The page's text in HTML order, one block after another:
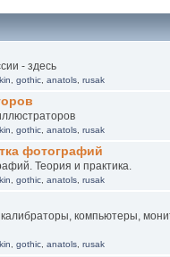
- здесь
gothic, anatols, rusak
gothic, anatols, rusak
фотографий
Теория и практика.
gothic, anatols, rusak
компьютеры,
gothic, anatols, rusak